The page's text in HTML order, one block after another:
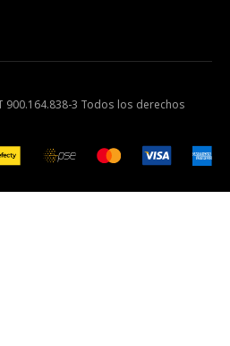
900.164.838-3 Todos los derechos